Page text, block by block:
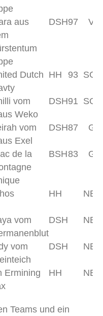
aus
DSH97 V
Dutch
HH 93 SG
vom
Weko
DSH91 SG
vom
Exel
DSH87 G
de la
BSH83 G
HH NB
vom
DSH NB
vom
DSH NB
Ermining
HH NB
Teams und ein